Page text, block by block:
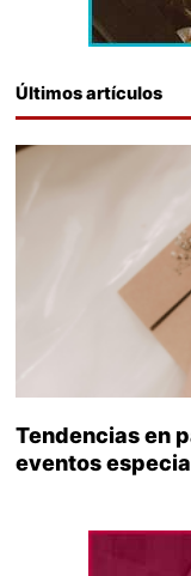
Últimos artículos
Tendencias en
eventos